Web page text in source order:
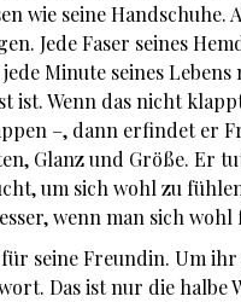
wie seine Handschuhe.
Jede Faser seines
Minute seines Lebens
ist. Wenn das nicht
–, dann erfindet er
Glanz und Größe. Er
um sich wohl zu
wenn man sich
seine Freundin. Um
Das ist nur die halbe